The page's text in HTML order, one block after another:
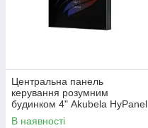
Центральна панель
керування розумним
будинком 4" Akubela HyPanel
PS51-R2-EU
В наявності